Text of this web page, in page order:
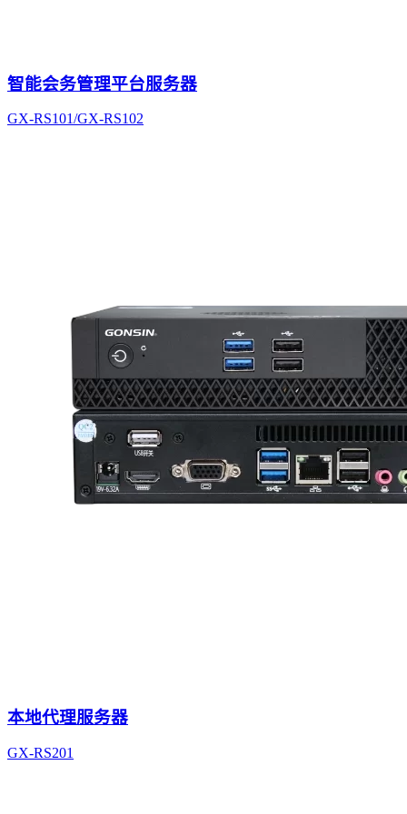
智能会务管理平台服务器
GX-RS101/GX-RS102
本地代理服务器
GX-RS201